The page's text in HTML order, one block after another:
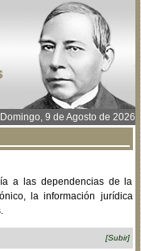
Domingo, 9 de Agosto de 2026
a las dependencias de la
la información jurídica
[Subir]